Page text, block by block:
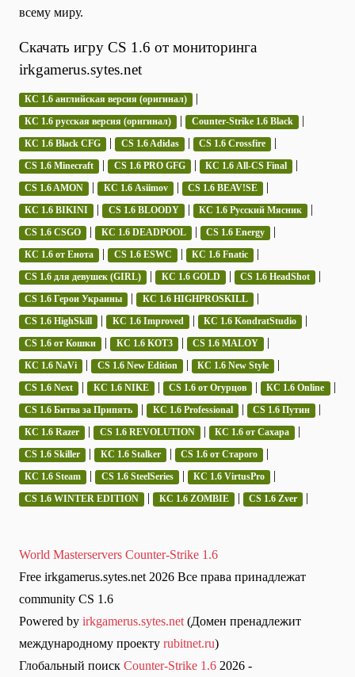
всему миру.
Скачать игру CS 1.6 от мониторинга
irkgamerus.sytes.net
КС 1.6 английская версия (оригинал) |
КС 1.6 русская версия (оригинал) | Counter-Strike 1.6 Black |
КС 1.6 Black CFG | CS 1.6 Adidas | CS 1.6 Crossfire |
CS 1.6 Minecraft | CS 1.6 PRO GFG | КС 1.6 All-CS Final |
CS 1.6 AMON | КС 1.6 Asiimov | CS 1.6 BEAV!SE |
КС 1.6 BIKINI | CS 1.6 BLOODY | КС 1.6 Русский Мясник |
CS 1.6 CSGO | КС 1.6 DEADPOOL | CS 1.6 Energy |
КС 1.6 от Енота | CS 1.6 ESWC | КС 1.6 Fnatic |
CS 1.6 для девушек (GIRL) | КС 1.6 GOLD | CS 1.6 HeadShot |
CS 1.6 Герои Украины | КС 1.6 HIGHPROSKILL |
CS 1.6 HighSkill | КС 1.6 Improved | КС 1.6 KondratStudio |
CS 1.6 от Кошки | КС 1.6 KOT3 | CS 1.6 MALOY |
КС 1.6 NaVi | CS 1.6 New Edition | КС 1.6 New Style |
CS 1.6 Next | КС 1.6 NIKE | CS 1.6 от Огурцов | КС 1.6 Online |
CS 1.6 Битва за Припять | КС 1.6 Professional | CS 1.6 Путин |
КС 1.6 Razer | CS 1.6 REVOLUTION | КС 1.6 от Сахара |
CS 1.6 Skiller | КС 1.6 Stalker | CS 1.6 от Старого |
КС 1.6 Steam | CS 1.6 SteelSeries | КС 1.6 VirtusPro |
CS 1.6 WINTER EDITION | КС 1.6 ZOMBIE | CS 1.6 Zver |
World Masterservers Counter-Strike 1.6
Free irkgamerus.sytes.net 2026 Все права принадлежат
community CS 1.6
Powered by irkgamerus.sytes.net (Домен пренадлежит
международному проекту rubitnet.ru)
Глобальный поиск Counter-Strike 1.6 2026 -